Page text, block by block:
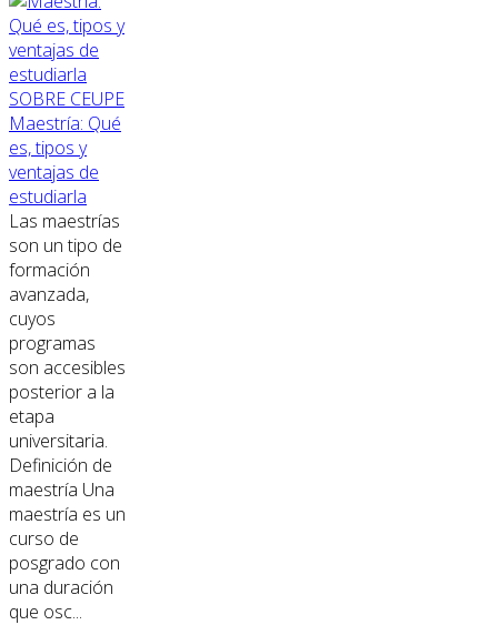
SOBRE CEUPE
Maestría: Qué
es, tipos y
ventajas de
estudiarla
Las maestrías
son un tipo de
formación
avanzada,
cuyos
programas
son accesibles
posterior a la
etapa
universitaria.
Definición de
maestría Una
maestría es un
curso de
posgrado con
una duración
que osc...